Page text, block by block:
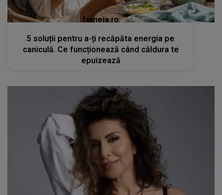
femeia.ro
5 soluții pentru a-ți recăpăta energia pe
caniculă. Ce funcționează când căldura te
epuizează